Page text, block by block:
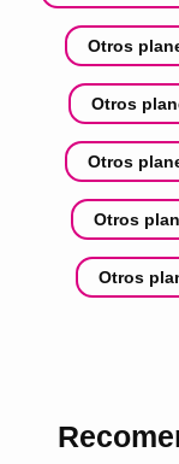
Otros
Otros
Otros
Otros
Otros